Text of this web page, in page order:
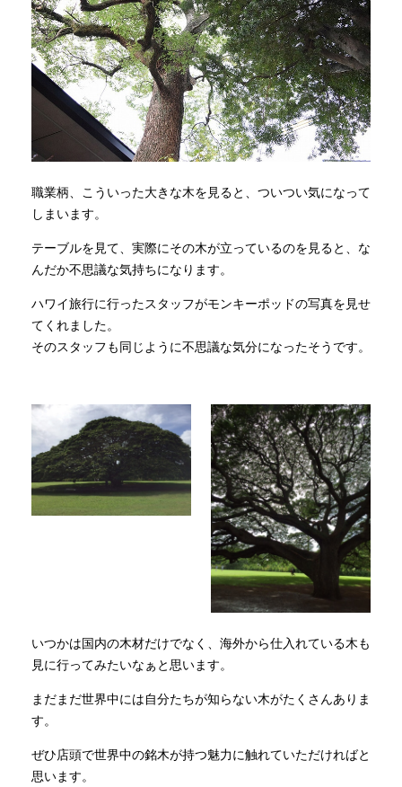
職業柄、こういった大きな木を見ると、ついつい気になって
しまいます。
テーブルを見て、実際にその木が立っているのを見ると、な
んだか不思議な気持ちになります。
ハワイ旅行に行ったスタッフがモンキーポッドの写真を見せ
てくれました。
そのスタッフも同じように不思議な気分になったそうです。
いつかは国内の木材だけでなく、海外から仕入れている木も
見に行ってみたいなぁと思います。
まだまだ世界中には自分たちが知らない木がたくさんありま
す。
ぜひ店頭で世界中の銘木が持つ魅力に触れていただければと
思います。